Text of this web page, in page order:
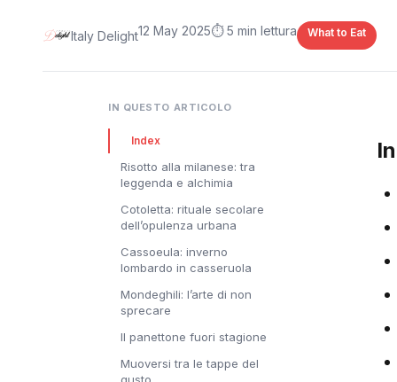
Italy Delight12 May 2025⏱️ 5 min lettura What to Eat
IN QUESTO ARTICOLO
Index
Risotto alla milanese: tra
leggenda e alchimia
Cotoletta: rituale secolare
dell’opulenza urbana
Cassoeula: inverno
lombardo in casseruola
Mondeghili: l’arte di non
sprecare
Il panettone fuori stagione
Muoversi tra le tappe del